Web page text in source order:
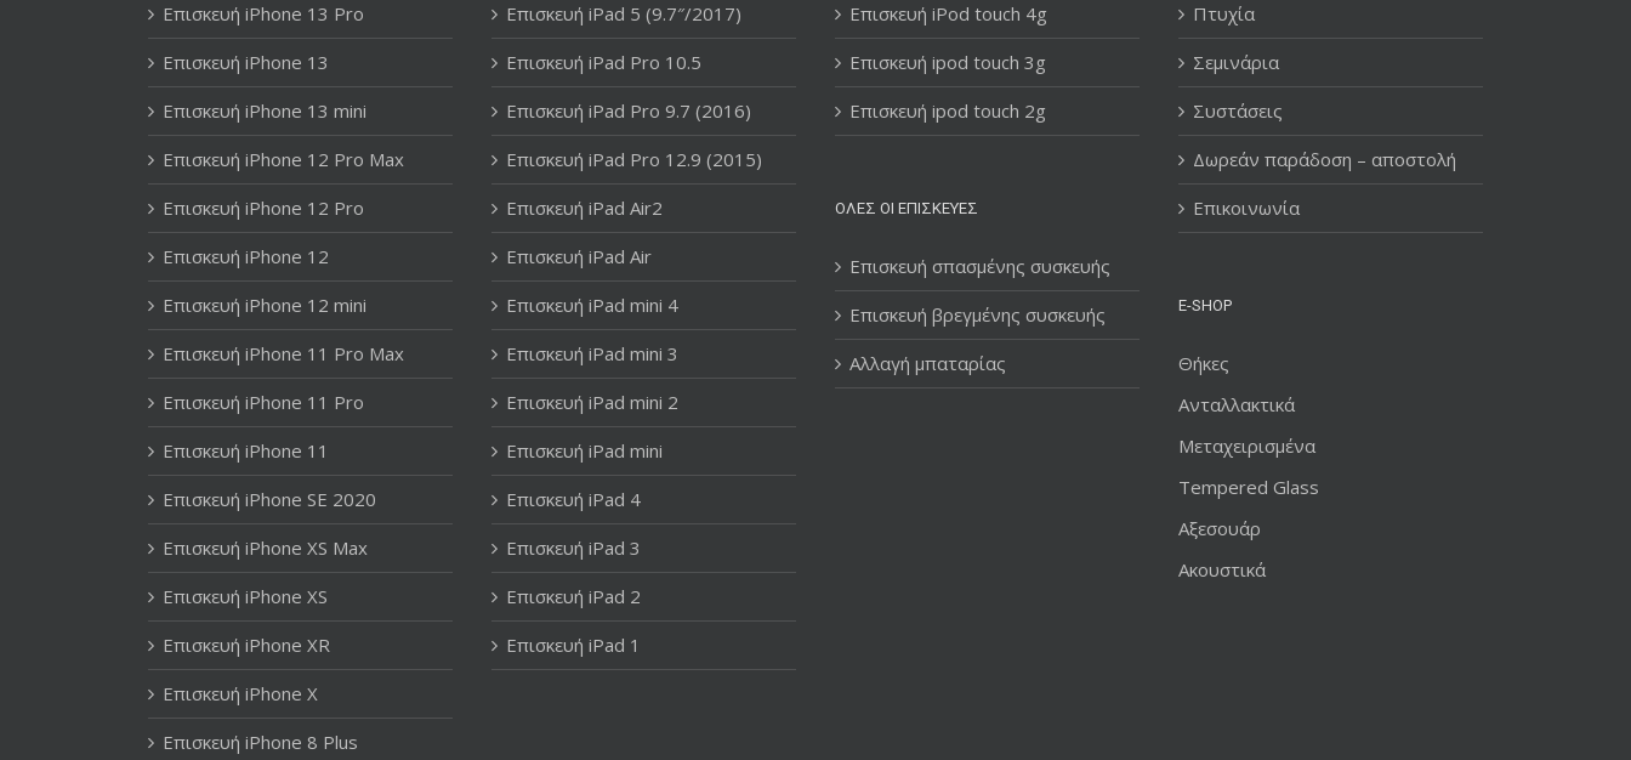
Επισκευή iPhone 13 Pro
Επισκευή iPhone 13
Επισκευή iPhone 13 mini
Επισκευή iPhone 12 Pro Max
Επισκευή iPhone 12 Pro
Επισκευή iPhone 12
Επισκευή iPhone 12 mini
Επισκευή iPhone 11 Pro Max
Επισκευή iPhone 11 Pro
Επισκευή iPhone 11
Επισκευή iPhone SE 2020
Επισκευή iPhone XS Max
Επισκευή iPhone XS
Επισκευή iPhone XR
Επισκευή iPhone X
Επισκευή iPhone 8 Plus
Επισκευή iPad 5 (9.7″/2017)
Επισκευή iPad Pro 10.5
Επισκευή iPad Pro 9.7 (2016)
Επισκευή iPad Pro 12.9 (2015)
Επισκευή iPad Air2
Επισκευή iPad Air
Επισκευή iPad mini 4
Επισκευή iPad mini 3
Επισκευή iPad mini 2
Επισκευή iPad mini
Επισκευή iPad 4
Επισκευή iPad 3
Επισκευή iPad 2
Επισκευή iPad 1
Επισκευή iPod touch 4g
Επισκευή ipod touch 3g
Επισκευή ipod touch 2g
ΌΛΕΣ ΟΙ ΕΠΙΣΚΕΥΈΣ
Επισκευή σπασμένης συσκευής
Επισκευή βρεγμένης συσκευής
Αλλαγή μπαταρίας
Πτυχία
Σεμινάρια
Συστάσεις
Δωρεάν παράδοση – αποστολή
Επικοινωνία
E-SHOP
Θήκες
Ανταλλακτικά
Μεταχειρισμένα
Tempered Glass
Αξεσουάρ
Ακουστικά